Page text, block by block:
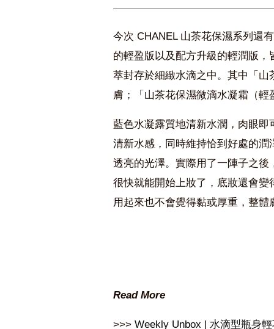
今次 CHANEL 山茶花保濕系列還
的輕盈版以及配方升級的輕潤版
萃封存於細緻水滴之中。其中「
膚；「山茶花保濕微滴水凝霜（
藍色水凝露質地清新水潤，肉眼
清新水感，同時維持恰到好處的
透亮的光澤。實際用了一陣子之
很快就能開始上妝了，底妝還會
用起來也不會覺得黏或厚重，整
Read More
>>> Weekly Unbox | 水滴型瓶身